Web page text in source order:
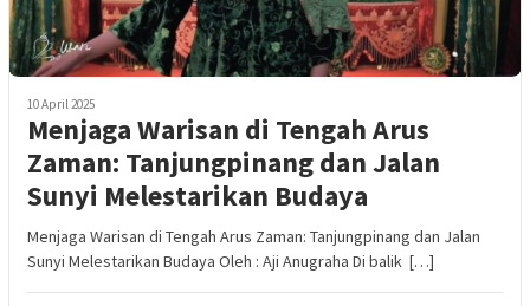
10 April 2025
Menjaga Warisan di Tengah Arus
Zaman: Tanjungpinang dan Jalan
Sunyi Melestarikan Budaya
Menjaga Warisan di Tengah Arus Zaman: Tanjungpinang dan Jalan
Sunyi Melestarikan Budaya Oleh : Aji Anugraha Di balik […]